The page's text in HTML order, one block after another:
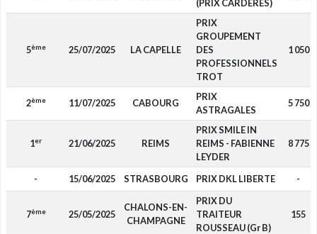
(PRIX CARDERES)
5ème 25/07/2025 LA CAPELLE
PRIX
GROUPEMENT
DES
PROFESSIONNELS
TROT
1 050
2ème 11/07/2025 CABOURG
PRIX
ASTRAGALES
5 750
1er 21/06/2025 REIMS
PRIX SMILE IN
REIMS - FABIENNE
LEYDER
8 775
- 15/06/2025 STRASBOURG PRIX DKL LIBERTE -
7ème 25/05/2025
CHALONS-EN-
CHAMPAGNE
PRIX DU
TRAITEUR
ROUSSEAU (Gr B)
155